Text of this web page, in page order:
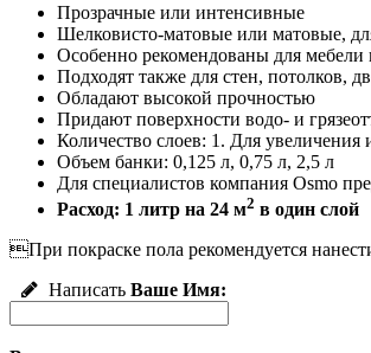
Прозрачные или интенсивные
Шелковисто-матовые или матовые,
Особенно рекомендованы для мебели
Подходят также для стен, потолков,
Обладают высокой прочностью
Придают поверхности водо- и
Количество слоев: 1. Для
Объем банки: 0,125 л, 0,75 л, 2,5 л
Для специалистов компания Osmo
Расход: 1 литр на 24 м2 в один слой
При покраске пола рекомендуется
Написать Ваше Имя: